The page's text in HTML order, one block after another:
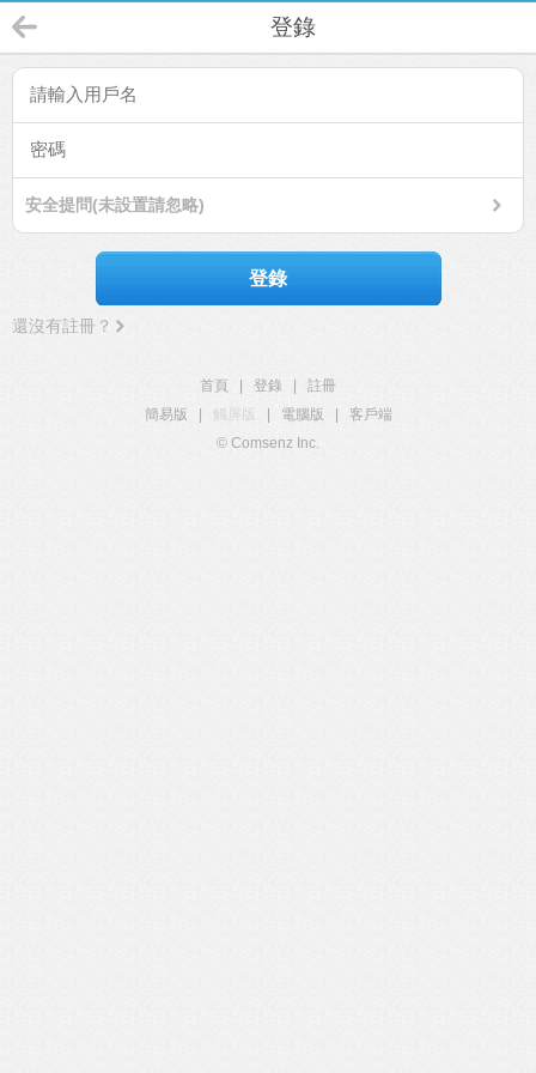
登錄
安全提問(未設置請忽略)
登錄
還沒有註冊？
首頁 登錄
註冊
簡易版
觸屏版 電腦版
客戶端
© Comsenz Inc.